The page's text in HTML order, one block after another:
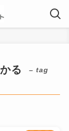
る
– tag